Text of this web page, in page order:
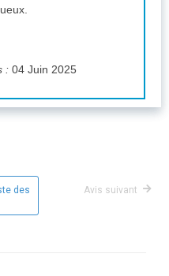
: 04 Juin 2025
des
Avis suivant